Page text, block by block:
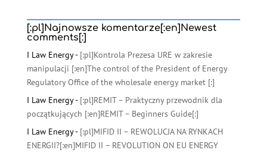
[:pl]Najnowsze komentarze[:en]Newest
comments[:]
I Law Energy- [:pl]Kontrola Prezesa URE w zakresie
manipulacji [:en]The control of the President of Energy
Regulatory Office of the wholesale energy market [:]
I Law Energy- [:pl]REMIT – Praktyczny przewodnik dla
początkujących [:en]REMIT – Beginners Guide[:]
I Law Energy- [:pl]MIFID II – REWOLUCJA NA RYNKACH
ENERGII?[:en]MIFID II – REVOLUTION ON EU ENERGY